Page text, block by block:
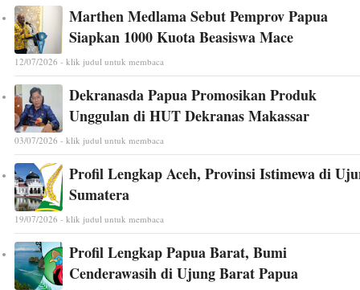
Marthen Medlama Sebut Pemprov Papua
Siapkan 1000 Kuota Beasiswa Mace
12/07/2026 - klik judul untuk membaca
Dekranasda Papua Promosikan Produk
Unggulan di HUT Dekranas Makassar
03/07/2026 - klik judul untuk membaca
Profil Lengkap Aceh, Provinsi Istimewa di
Sumatera
19/07/2026 - klik judul untuk membaca
Profil Lengkap Papua Barat, Bumi
Cenderawasih di Ujung Barat Papua